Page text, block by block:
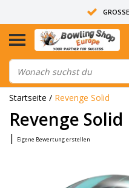
14 TAGE
ALLE
Startseite / Revenge Solid
Revenge Solid
| Eigene Bewertung erstellen